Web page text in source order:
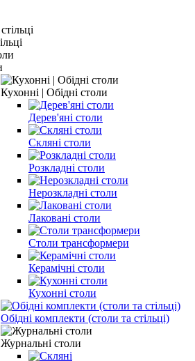
Кухонні | Обідні столи
Дерев'яні столи
Скляні столи
Розкладні столи
Нерозкладні столи
Лаковані столи
Столи трансформери
Керамічні столи
Кухонні столи
Обідні комплекти (столи та стільці)
Журнальні столи